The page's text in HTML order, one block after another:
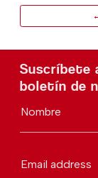
Suscríbete
boletín de
Nombre
Email address